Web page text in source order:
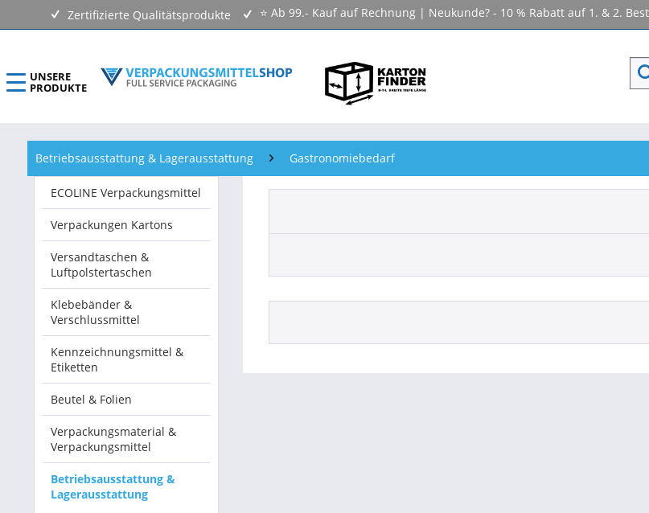
Zertifizierte Qualitätsprodukte ⭐ Ab 99.- Kauf auf Rechnung | Neukunde? - 10 % Rabatt auf 1. & 2.
UNSERE
PRODUKTE
ECOLINE Verpackungsmittel
Verpackungen Kartons
Versandtaschen & Luftpolstertaschen
Klebebänder & Verschlussmittel
Kennzeichnungsmittel & Etiketten
Beutel & Folien
Verpackungsmaterial & Verpackungsmittel
Betriebsausstattung & Lagerausstattung
Tragetaschen & Geschenkverpackungen
Bürobedarf
SALE %
Betriebsausstattung & Lagerausstattung Gastronomiebedarf
ECOLINE Verpackungsmittel
Verpackungen Kartons
Versandtaschen &
Luftpolstertaschen
Klebebänder &
Verschlussmittel
Kennzeichnungsmittel &
Etiketten
Beutel & Folien
Verpackungsmaterial &
Verpackungsmittel
Betriebsausstattung &
Lagerausstattung